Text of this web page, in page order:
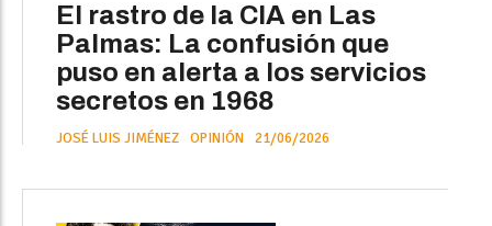
El rastro de la CIA en Las
Palmas: La confusión que
puso en alerta a los servicios
secretos en 1968
JOSÉ LUIS JIMÉNEZ OPINIÓN 21/06/2026